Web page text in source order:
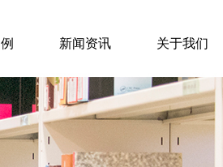
新闻资讯 关于我们